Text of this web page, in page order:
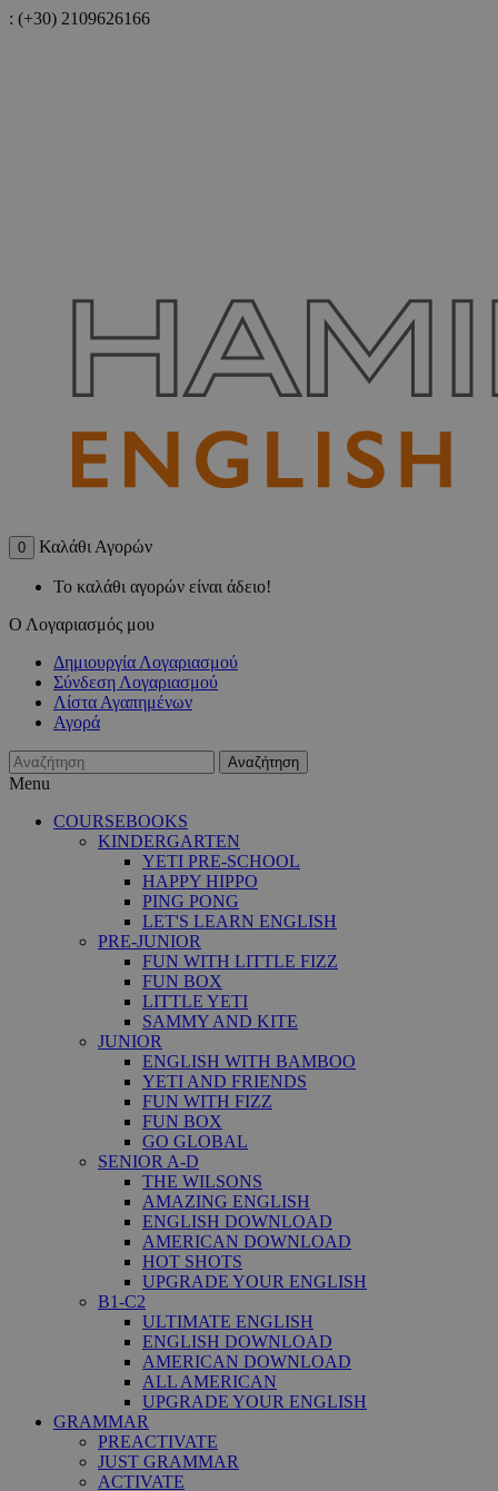
: (+30) 2109626166
0 Καλάθι Αγορών
Το καλάθι αγορών είναι άδειο!
Ο Λογαριασμός μου
Δημιουργία Λογαριασμού
Σύνδεση Λογαριασμού
Λίστα Αγαπημένων
Αγορά
Αναζήτηση
Menu
COURSEBOOKS
KINDERGARTEN
YETI PRE-SCHOOL
HAPPY HIPPO
PING PONG
LET'S LEARN ENGLISH
PRE-JUNIOR
FUN WITH LITTLE FIZZ
FUN BOX
LITTLE YETI
SAMMY AND KITE
JUNIOR
ENGLISH WITH BAMBOO
YETI AND FRIENDS
FUN WITH FIZZ
FUN BOX
GO GLOBAL
SENIOR A-D
THE WILSONS
AMAZING ENGLISH
ENGLISH DOWNLOAD
AMERICAN DOWNLOAD
HOT SHOTS
UPGRADE YOUR ENGLISH
B1-C2
ULTIMATE ENGLISH
ENGLISH DOWNLOAD
AMERICAN DOWNLOAD
ALL AMERICAN
UPGRADE YOUR ENGLISH
GRAMMAR
PREACTIVATE
JUST GRAMMAR
ACTIVATE